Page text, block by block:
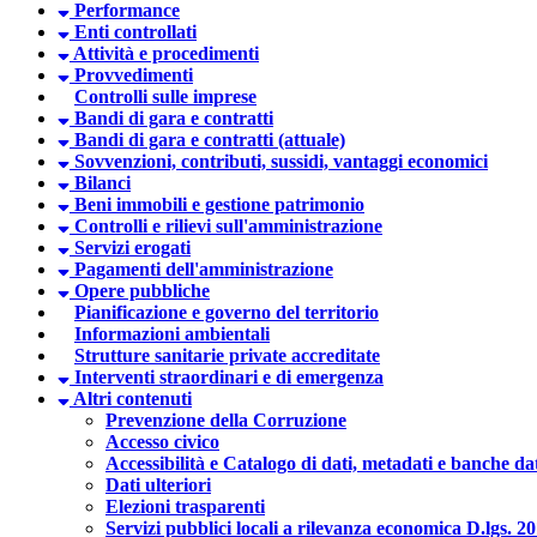
Performance
Enti controllati
Attività e procedimenti
Provvedimenti
Controlli sulle imprese
Bandi di gara e contratti
Bandi di gara e contratti (attuale)
Sovvenzioni, contributi, sussidi, vantaggi economici
Bilanci
Beni immobili e gestione patrimonio
Controlli e rilievi sull'amministrazione
Servizi erogati
Pagamenti dell'amministrazione
Opere pubbliche
Pianificazione e governo del territorio
Informazioni ambientali
Strutture sanitarie private accreditate
Interventi straordinari e di emergenza
Altri contenuti
Prevenzione della Corruzione
Accesso civico
Accessibilità e Catalogo di dati, metadati e banche
Dati ulteriori
Elezioni trasparenti
Servizi pubblici locali a rilevanza economica D.lgs.